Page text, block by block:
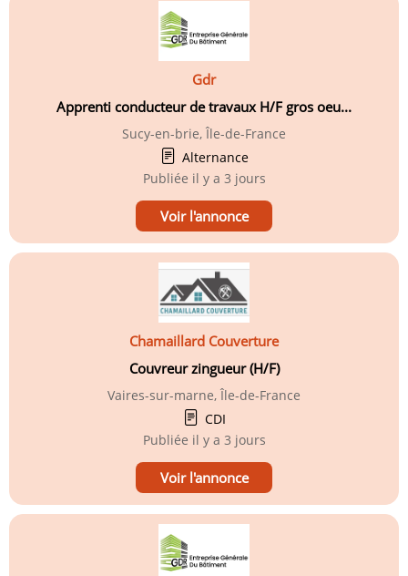
Gdr
Apprenti conducteur de travaux H/F gros oeu...
Sucy-en-brie, Île-de-France
Alternance
Publiée il y a 3 jours
Voir l'annonce
Chamaillard Couverture
Couvreur zingueur (H/F)
Vaires-sur-marne, Île-de-France
CDI
Publiée il y a 3 jours
Voir l'annonce